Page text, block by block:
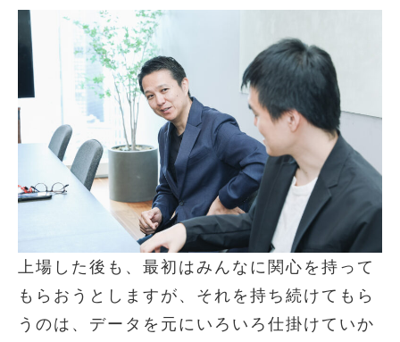
上場した後も、最初はみんなに関心を持って
もらおうとしますが、それを持ち続けてもら
うのは、データを元にいろいろ仕掛けていか